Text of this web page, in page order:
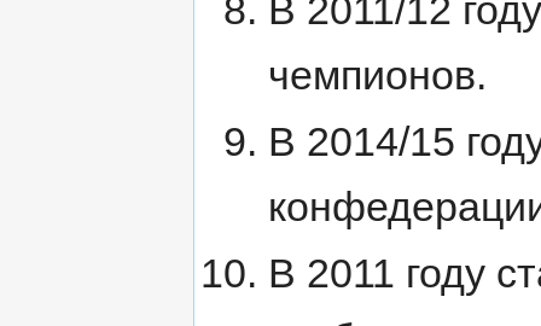
чемпионов.
В 2014/15
В 2011 году